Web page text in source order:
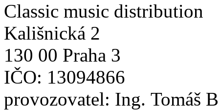
Classic music distribution
Kališnická 2
130 00 Praha 3
IČO: 13094866
provozovatel: Ing. Tomáš